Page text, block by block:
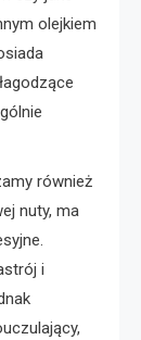
olejkiem
również
nuty, ma
i